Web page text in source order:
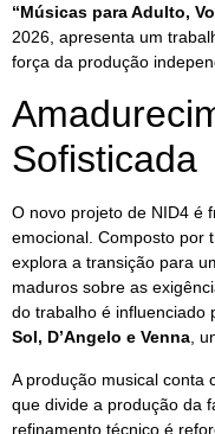
“Músicas para Adulto,
2026, apresenta um
força da produção
Sofisticada
O novo projeto de NID4 é
emocional. Composto por
explora a transição para
maduros sobre as
do trabalho é influenciado
Sol, D’Angelo e Venna,
A produção musical conta
que divide a produção da
refinamento técnico é